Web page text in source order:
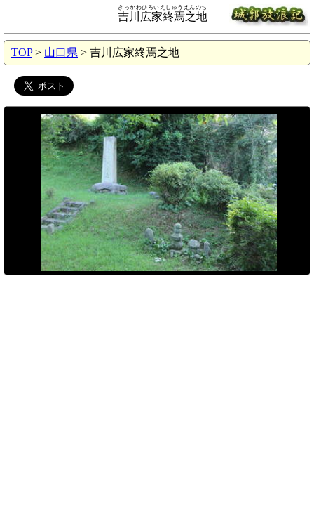
吉川広家終焉之地
きっかわひろいえしゅうえんのち
TOP> 山口県 > 吉川広家終焉之地